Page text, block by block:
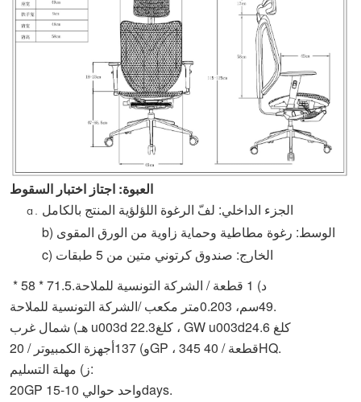
العبوة: اجتاز اختبار السقوط
الجزء الداخلي: لفّ الرغوة اللؤلؤية المنتج بالكامل
b) الوسط: رغوة مطاطية وحماية زاوية من الورق المقوى
c)
الخارج: صندوق كرتوني متين من 5 طبقات
د) 1 قطعة / الشركة التونسية للملاحة
.71
.5 * 58 *
49سم، 0.203 متر مكعب /
الشركة التونسية للملاحة.
هـ) شمال غرب u003d 22.3
كلغ ، GW u003d
24.6 كلغ
و) 137أجهزة الكمبيوتر / 20GP ،
345 قطعة / 40HQ.
ز) مهلة التسليم:
20GP واحد حوالي 10-15days.